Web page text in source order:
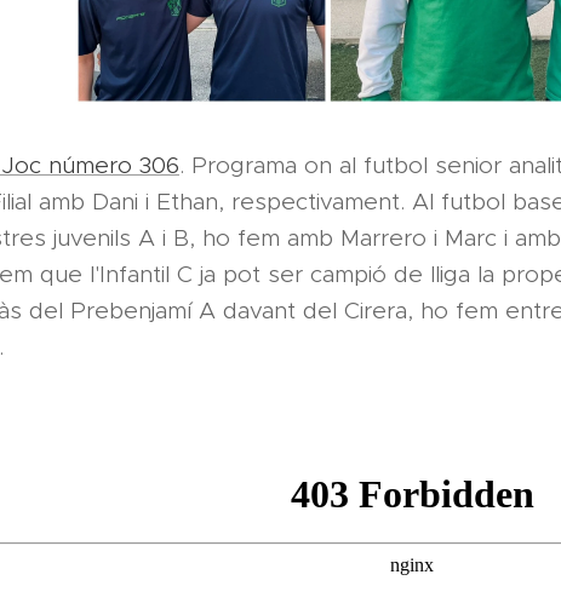
número 306. Programa on al futbol senior
amb Dani i Ethan, respectivament. Al futbol
juvenils A i B, ho fem amb Marrero i Marc i
que l'Infantil C ja pot ser campió de lliga la
del Prebenjamí A davant del Cirera, ho fem